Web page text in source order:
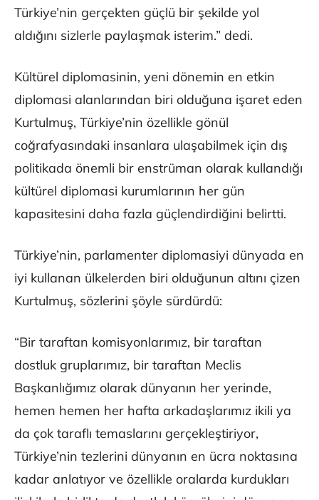
Türkiye’nin gerçekten güçlü bir şekilde yol
aldığını sizlerle paylaşmak isterim.” dedi.
Kültürel diplomasinin, yeni dönemin en etkin
diplomasi alanlarından biri olduğuna işaret eden
Kurtulmuş, Türkiye’nin özellikle gönül
coğrafyasındaki insanlara ulaşabilmek için dış
politikada önemli bir enstrüman olarak kullandığı
kültürel diplomasi kurumlarının her gün
kapasitesini daha fazla güçlendirdiğini belirtti.
Türkiye’nin, parlamenter diplomasiyi dünyada en
iyi kullanan ülkelerden biri olduğunun altını çizen
Kurtulmuş, sözlerini şöyle sürdürdü:
“Bir taraftan komisyonlarımız, bir taraftan
dostluk gruplarımız, bir taraftan Meclis
Başkanlığımız olarak dünyanın her yerinde,
hemen hemen her hafta arkadaşlarımız ikili ya
da çok taraflı temaslarını gerçekleştiriyor,
Türkiye’nin tezlerini dünyanın en ücra noktasına
kadar anlatıyor ve özellikle oralarda kurdukları